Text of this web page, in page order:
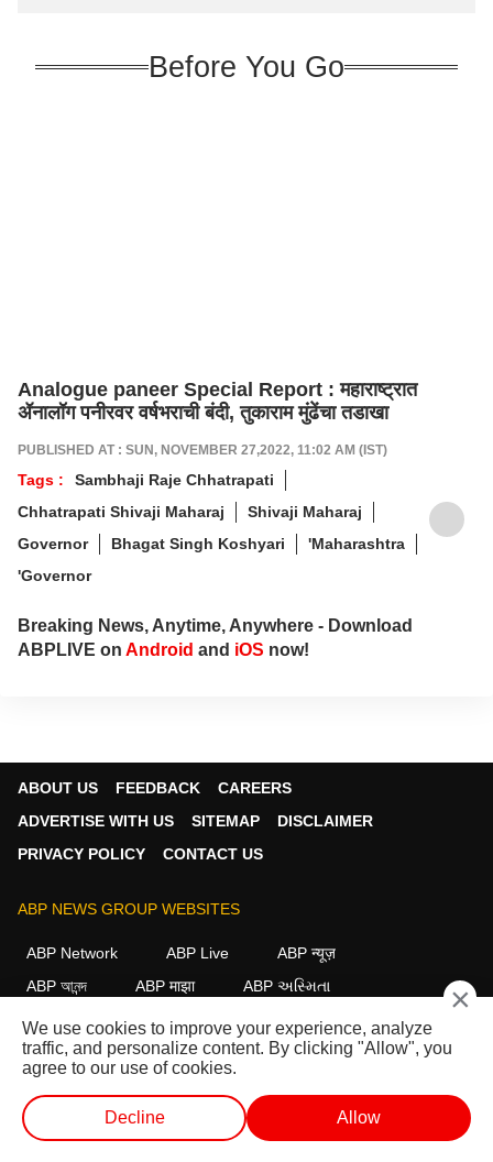
Before You Go
Analogue paneer Special Report : महाराष्ट्रात
ॲनालॉग पनीरवर वर्षभराची बंदी, तुकाराम मुंढेंचा तडाखा
PUBLISHED AT : SUN, NOVEMBER 27,2022, 11:02 AM (IST)
Tags :
Sambhaji Raje Chhatrapati
Chhatrapati Shivaji Maharaj
Shivaji Maharaj
Governor
Bhagat Singh Koshyari
'Maharashtra
'Governor
Breaking News, Anytime, Anywhere - Download
ABPLIVE on Android and iOS now!
ABOUT US FEEDBACK
CAREERS
ADVERTISE WITH US
SITEMAP
DISCLAIMER
PRIVACY POLICY
CONTACT US
ABP NEWS GROUP WEBSITES
ABP Network ABP Live
ABP न्यूज़
ABP আনন্দ
ABP माझा
ABP અસ્મિતા
ABP Ganga
ABP ਸਾਂਝਾ ABP நாடு ABP దేశం
FOLLOW US
×
We use cookies to improve your experience, analyze
traffic, and personalize content. By clicking "Allow", you
agree to our use of cookies.
Decline Allow